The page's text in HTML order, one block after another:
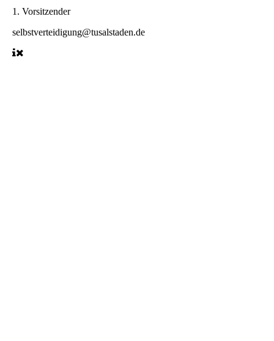
1. Vorsitzender
selbstverteidigung@tusalstaden.de